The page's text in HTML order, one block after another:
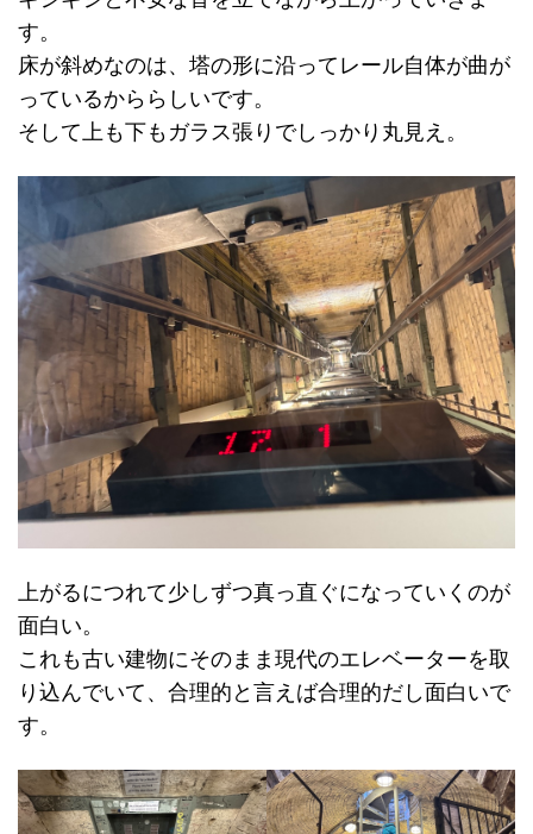
す。
床が斜めなのは、塔の形に沿ってレール自体が曲が
っているかららしいです。
そして上も下もガラス張りでしっかり丸見え。
上がるにつれて少しずつ真っ直ぐになっていくのが
面白い。
これも古い建物にそのまま現代のエレベーターを取
り込んでいて、合理的と言えば合理的だし面白いで
す。